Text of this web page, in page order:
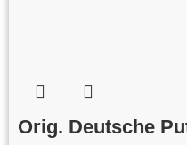
Orig. Deutsche